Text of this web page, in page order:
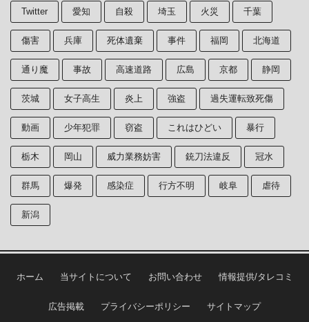
Twitter 愛知 自殺 埼玉 火災 千葉
傷害 兵庫 死体遺棄 事件 福岡 北海道
通り魔 事故 高速道路 広島 京都 静岡
茨城 女子高生 炎上 強盗 過失運転致死傷
動画 少年犯罪 窃盗 これはひどい 暴行
栃木 岡山 威力業務妨害 銃刀法違反 冠水
群馬 爆発 感染症 行方不明 岐阜 虐待
新潟
ホーム 当サイトについて お問い合わせ 情報提供/タレコミ
広告掲載 プライバシーポリシー サイトマップ